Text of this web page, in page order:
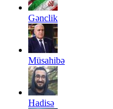
Gənclik
Müsahibə
Hadisə